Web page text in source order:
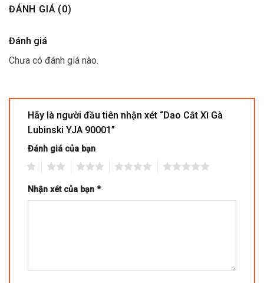
ĐÁNH GIÁ (0)
Đánh giá
Chưa có đánh giá nào.
Hãy là người đầu tiên nhận xét “Dao Cắt Xì Gà
Lubinski YJA 90001”
Đánh giá của bạn
Nhận xét của bạn *